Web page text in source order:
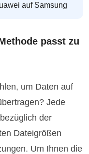
auf Samsung
passt zu
um Daten auf
Jede
der
Dateigrößen
Um Ihnen die